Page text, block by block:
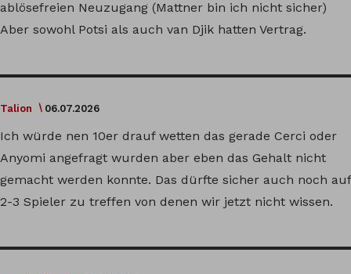
ablösefreien Neuzugang (Mattner bin ich nicht sicher)
Aber sowohl Potsi als auch van Djik hatten Vertrag.
Talion 06.07.2026
Ich würde nen 10er drauf wetten das gerade Cerci oder
Anyomi angefragt wurden aber eben das Gehalt nicht
gemacht werden konnte. Das dürfte sicher auch noch auf
2-3 Spieler zu treffen von denen wir jetzt nicht wissen.